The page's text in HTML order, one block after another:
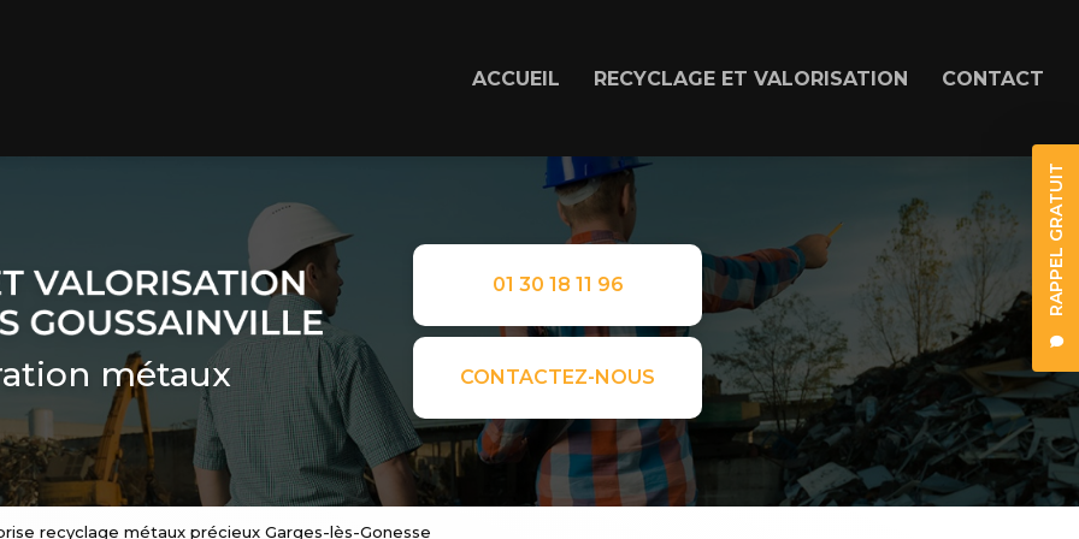
RAPPEL GRATUIT
ACCUEIL RECYCLAGE ET VALORISATION CONTACT
métaux
01 30 18 11 96
CONTACTEZ-NOUS
recyclage métaux précieux Garges-lès-Gonesse